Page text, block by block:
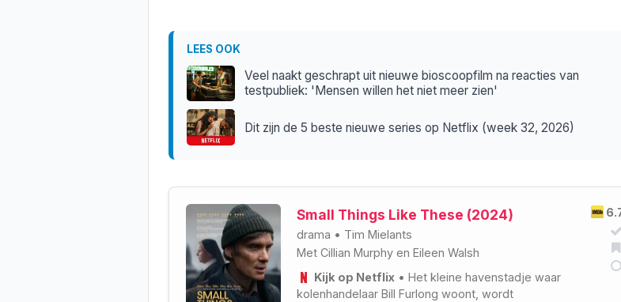
LEES OOK
Veel naakt geschrapt uit nieuwe bioscoopfilm na reacties van
testpubliek: 'Mensen willen het niet meer zien'
Dit zijn de 5 beste nieuwe series op Netflix (week 32, 2026)
Small Things Like These (2024)
drama • Tim Mielants
Met Cillian Murphy en Eileen Walsh
Kijk op Netflix • Het kleine havenstadje waar
kolenhandelaar Bill Furlong woont, wordt